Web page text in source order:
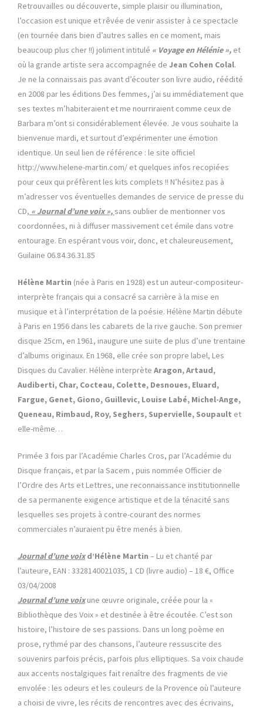
Retrouvailles ou découverte, simple plaisir ou illumination,
l’occasion est unique et rêvée de venir assister à ce spectacle
(en tournée dans bien d’autres salles en ce moment, mais
beaucoup plus cher !!) joliment intitulé « Voyage en Hélénie », et
où la grande artiste sera accompagnée de Jean Cohen Colal.
Je ne la connaissais pas avant d’écouter son livre audio, réédité
en 2008 par les éditions Des femmes, j’ai su immédiatement que
ses textes m’habiteraient et me nourriraient comme ceux de
Barbara m’ont si considérablement élevée. Je vous souhaite la
bienvenue mardi, et surtout d’expérimenter une émotion
identique. Un seul lien de référence : le site officiel
http://www.helene-martin.com/ et quelques infos recopiées
pour ceux qui préfèrent les kits complets !! N’hésitez pas à
m’adresser vos éventuelles demandes de service de presse du
CD, « Journal d’une voix », sans oublier de mentionner vos
coordonnées, ni à diffuser massivement cet émile dans votre
entourage. En espérant vous voir, donc, et chaleureusement,
Guilaine 06.84.36.31.85
Hélène Martin (née à Paris en 1928) est un auteur-compositeur-
interprète français qui a consacré sa carrière à la mise en
musique et à l’interprétation de la poésie. Hélène Martin débute
à Paris en 1956 dans les cabarets de la rive gauche. Son premier
disque 25cm, en 1961, inaugure une suite de plus d’une trentaine
d’albums originaux. En 1968, elle crée son propre label, Les
Disques du Cavalier. Hélène interprète Aragon, Artaud,
Audiberti, Char, Cocteau, Colette, Desnoues, Eluard,
Fargue, Genet, Giono, Guillevic, Louise Labé, Michel-Ange,
Queneau, Rimbaud, Roy, Seghers, Supervielle, Soupault et
elle-même…
Primée 3 fois par l’Académie Charles Cros, par l’Académie du
Disque français, et par la Sacem , puis nommée Officier de
l’Ordre des Arts et Lettres, une reconnaissance institutionnelle
de sa permanente exigence artistique et de la ténacité sans
lesquelles ses projets à contre-courant des normes
commerciales n’auraient pu être menés à bien.
Journal d’une voixd’Hélène Martin – Lu et chanté par
l’auteure, EAN : 3328140021035, 1 CD (livre audio) – 18 €, Office
03/04/2008
Journal d’une voixune œuvre originale, créée pour la «
Bibliothèque des Voix » et destinée à être écoutée. C’est son
histoire, l’histoire de ses passions. Dans un long poème en
prose, rythmé par des chansons, l’auteure ressuscite des
souvenirs parfois précis, parfois plus elliptiques. Sa voix chaude
aux accents nostalgiques fait renaître des fragments de vie
envolée : les odeurs et les couleurs de la Provence où l’auteure
a choisi de vivre, les récits de rencontres avec des écrivains,